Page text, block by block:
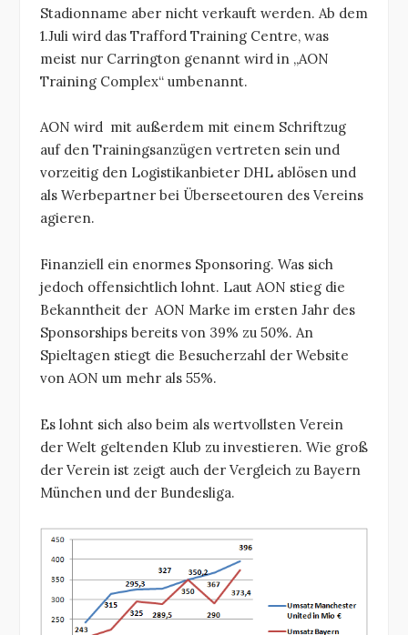
Stadionname aber nicht verkauft werden. Ab dem
1.Juli wird das Trafford Training Centre, was
meist nur Carrington genannt wird in „AON
Training Complex“ umbenannt.
AON wird mit außerdem mit einem Schriftzug
auf den Trainingsanzügen vertreten sein und
vorzeitig den Logistikanbieter DHL ablösen und
als Werbepartner bei Überseetouren des Vereins
agieren.
Finanziell ein enormes Sponsoring. Was sich
jedoch offensichtlich lohnt. Laut AON stieg die
Bekanntheit der AON Marke im ersten Jahr des
Sponsorships bereits von 39% zu 50%. An
Spieltagen stiegt die Besucherzahl der Website
von AON um mehr als 55%.
Es lohnt sich also beim als wertvollsten Verein
der Welt geltenden Klub zu investieren. Wie groß
der Verein ist zeigt auch der Vergleich zu Bayern
München und der Bundesliga.